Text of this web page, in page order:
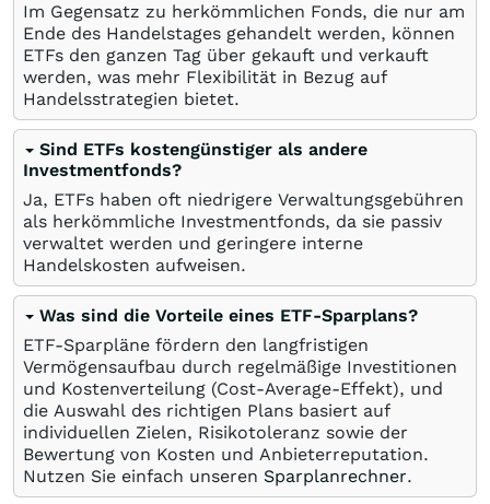
Im Gegensatz zu herkömmlichen Fonds, die nur am
Ende des Handelstages gehandelt werden, können
ETFs den ganzen Tag über gekauft und verkauft
werden, was mehr Flexibilität in Bezug auf
Handelsstrategien bietet.
Sind ETFs kostengünstiger als andere
Investmentfonds?
Ja, ETFs haben oft niedrigere Verwaltungsgebühren
als herkömmliche Investmentfonds, da sie passiv
verwaltet werden und geringere interne
Handelskosten aufweisen.
Was sind die Vorteile eines ETF-Sparplans?
ETF-Sparpläne fördern den langfristigen
Vermögensaufbau durch regelmäßige Investitionen
und Kostenverteilung (Cost-Average-Effekt), und
die Auswahl des richtigen Plans basiert auf
individuellen Zielen, Risikotoleranz sowie der
Bewertung von Kosten und Anbieterreputation.
Nutzen Sie einfach unseren Sparplanrechner.